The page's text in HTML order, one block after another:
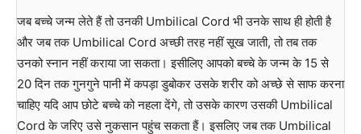
जब बच्चे जन्म लेते हैं तो उनकी Umbilical Cord भी उनके साथ ही होती है
और जब तक Umbilical Cord अच्छी तरह नहीं सूख जाती, तो तब तक
उनको स्नान नहीं कराया जा सकता। इसीलिए आपको बच्चे के जन्म के 15 से
20 दिन तक गुनगुने पानी में कपड़ा डुबोकर उसके शरीर को अच्छे से साफ करना
चाहिए यदि आप छोटे बच्चे को नहला देंगे, तो उसके कारण उसकी Umbilical
Cord के जरिए उसे नुकसान पहुंच सकता हैं। इसलिए जब तक Umbilical